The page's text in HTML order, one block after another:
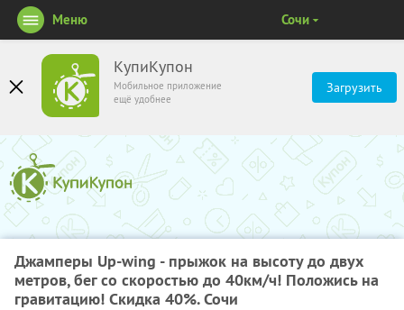
КупиКупон
Мобильное приложение
ещё удобнее
Загрузить
Меню Сочи
Джамперы Up-wing - прыжок на высоту до двух
метров, бег со скоростью до 40км/ч! Положись на
гравитацию! Скидка 40%. Сочи